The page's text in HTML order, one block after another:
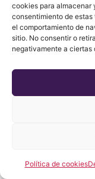
cookies para almacenar
consentimiento de
el comportamiento de
sitio. No consentir o
negativamente a
Política de cookies